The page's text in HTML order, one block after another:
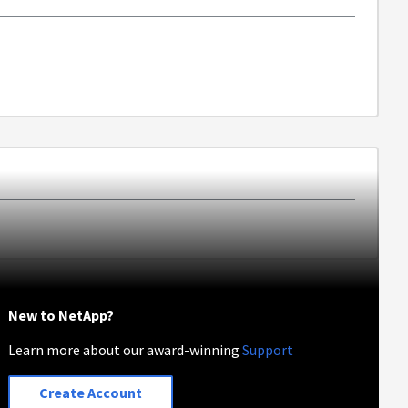
New to NetApp?
Learn more about our award-winningSupport
Create Account